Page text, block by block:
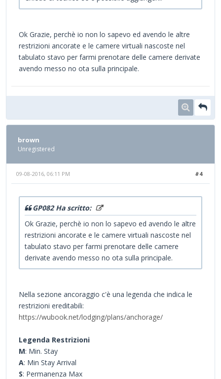
Ok Grazie, perchè io non lo sapevo ed avendo le altre
restrizioni ancorate e le camere virtuali nascoste nel
tabulato stavo per farmi prenotare delle camere derivate
avendo messo no ota sulla principale.
brown
Unregistered
#4
09-08-2016, 06:11 PM
GP082 Ha scritto:
Ok Grazie, perchè io non lo sapevo ed avendo le altre
restrizioni ancorate e le camere virtuali nascoste nel
tabulato stavo per farmi prenotare delle camere
derivate avendo messo no ota sulla principale.
Nella sezione ancoraggio c'è una legenda che indica le
restrizioni ereditabili:
https://wubook.net/lodging/plans/anchorage/
Legenda Restrizioni
M: Min. Stay
A: Min Stay Arrival
S: Permanenza Max